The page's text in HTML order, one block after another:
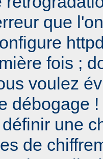
que
fois ;
voulez
débogage
une
de